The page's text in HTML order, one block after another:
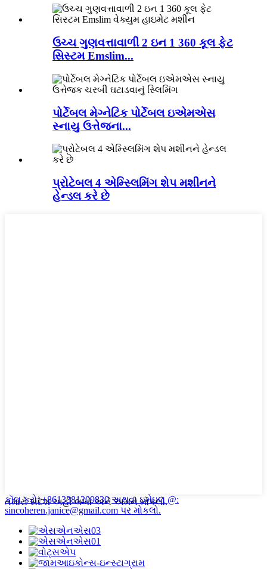
ઉચ્ચ ગુણવત્તાવાળી 2 ઇન 1 360 કૂલ ફેટ
સિસ્ટમ Emslim...
પોર્ટેબલ મેગ્નેટિક પોર્ટેબલ ઇએમએસ
સ્નાયુ ઉત્તેજના...
પ્રોટેબલ 4 એમ્સ્લિમિંગ શેપ મશીનને
હેન્ડલ કરે છે
તમારો સંદેશ અહીં લખો અને અમને મોકલો.
કૉલ કરો: +8613381209830 અથવા ઇમેઇલ @:
sincoheren.janice@gmail.com પર મોકલો.